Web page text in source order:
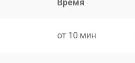
от 10 мин